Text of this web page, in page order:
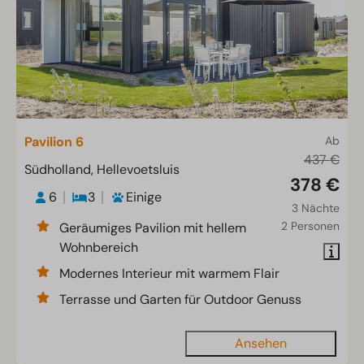
Ab
437 €
378 €
3 Nächte
2 Personen
Pavilion 6
Südholland, Hellevoetsluis
6
3
Einige
Geräumiges Pavilion mit hellem
Wohnbereich
Modernes Interieur mit warmem Flair
Terrasse und Garten für Outdoor Genuss
Ansehen